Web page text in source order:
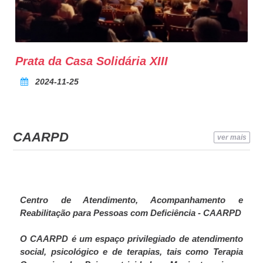
Prata da Casa Solidária XIII
2024-11-25
CAARPD ver mais
Centro de Atendimento, Acompanhamento e
Reabilitação para Pessoas com Deficiência - CAARPD
O CAARPD é um espaço privilegiado de atendimento
social, psicológico e de terapias, tais como Terapia